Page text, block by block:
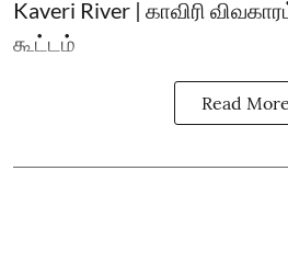
Kaveri River | காவிரி
கூட்டம்
Read More